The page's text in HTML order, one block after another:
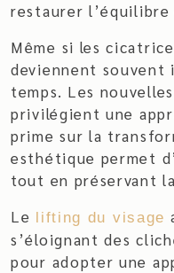
restaurer
Même si les
deviennent souvent
temps. Les
privilégient une
prime sur la
esthétique permet
tout en préservant
Le lifting du visage
s’éloignant des
pour adopter une